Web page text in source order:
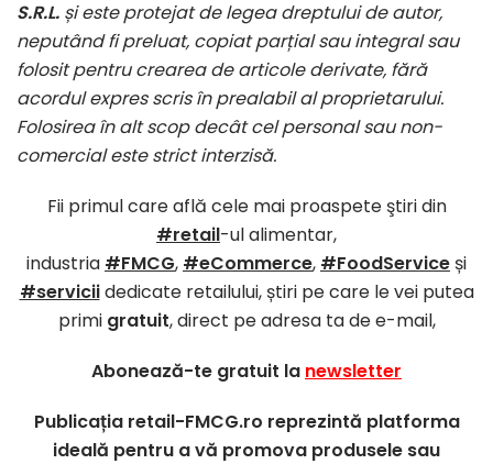
S.R.L. și este protejat de legea dreptului de autor,
neputând fi preluat, copiat parțial sau integral sau
folosit pentru crearea de articole derivate, fără
acordul expres scris în prealabil al proprietarului.
Folosirea în alt scop decât cel personal sau non-
comercial este strict interzisă.
Fii primul care află cele mai proaspete ştiri din
#retail-ul alimentar,
industria #FMCG, #eCommerce, #FoodServiceși
#serviciidedicate retailului, știri pe care le vei putea
primi gratuit, direct pe adresa ta de e-mail,
Abonează-te gratuit la newsletter
Publicația retail-FMCG.ro reprezintă platforma
ideală pentru a vă promova produsele sau